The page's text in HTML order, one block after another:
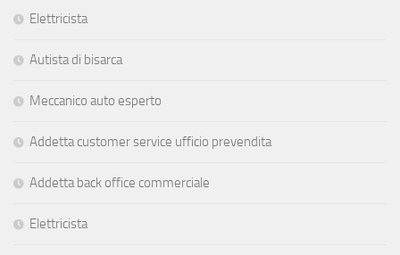
Elettricista
Autista di bisarca
Meccanico auto esperto
Addetta customer service ufficio prevendita
Addetta back office commerciale
Elettricista